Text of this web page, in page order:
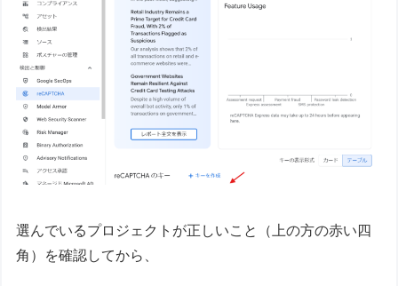
選んでいるプロジェクトが正しいこと（上の方の赤い四
角）を確認してから、